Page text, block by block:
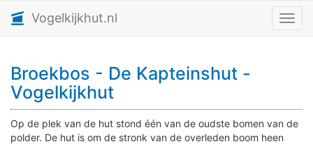
Vogelkijkhut.nl
Broekbos - De Kapteinshut -
Vogelkijkhut
Op de plek van de hut stond één van de oudste bomen van de
polder. De hut is om de stronk van de overleden boom heen